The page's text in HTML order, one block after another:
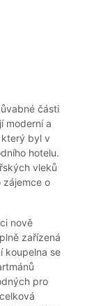
části
moderní a
byl v
hotelu.
vleků
zájemce o
nově
zařízená
koupelna se
pro